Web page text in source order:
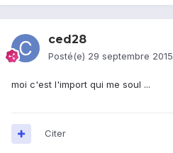
ced28
Posté(e) 29 septembre 2015
moi c'est l'import qui me soul ...
Citer